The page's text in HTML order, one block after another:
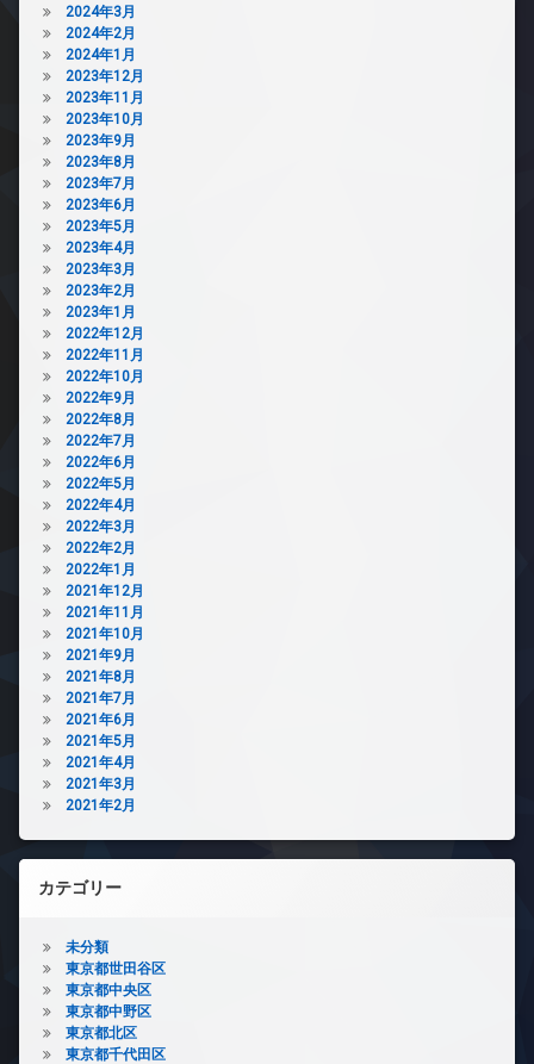
2024年3月
2024年2月
2024年1月
2023年12月
2023年11月
2023年10月
2023年9月
2023年8月
2023年7月
2023年6月
2023年5月
2023年4月
2023年3月
2023年2月
2023年1月
2022年12月
2022年11月
2022年10月
2022年9月
2022年8月
2022年7月
2022年6月
2022年5月
2022年4月
2022年3月
2022年2月
2022年1月
2021年12月
2021年11月
2021年10月
2021年9月
2021年8月
2021年7月
2021年6月
2021年5月
2021年4月
2021年3月
2021年2月
カテゴリー
未分類
東京都世田谷区
東京都中央区
東京都中野区
東京都北区
東京都千代田区